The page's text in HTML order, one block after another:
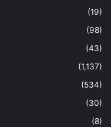
(19)
(98)
(43)
(1,137)
(534)
(30)
(8)